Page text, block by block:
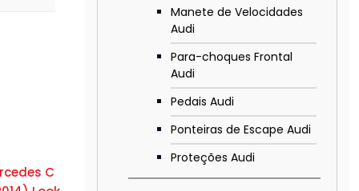
Manete de Velocidades
Audi
Para-choques Frontal
Audi
Pedais Audi
Ponteiras de Escape Audi
Proteções Audi